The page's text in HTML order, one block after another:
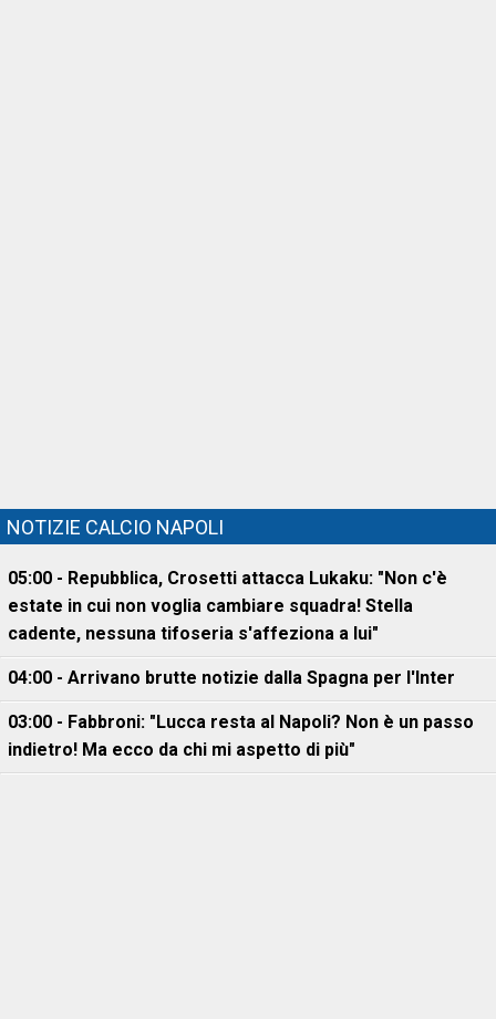
NOTIZIE CALCIO NAPOLI
05:00 - Repubblica, Crosetti attacca Lukaku: "Non c'è
estate in cui non voglia cambiare squadra! Stella
cadente, nessuna tifoseria s'affeziona a lui"
04:00 - Arrivano brutte notizie dalla Spagna per l'Inter
03:00 - Fabbroni: "Lucca resta al Napoli? Non è un passo
indietro! Ma ecco da chi mi aspetto di più"